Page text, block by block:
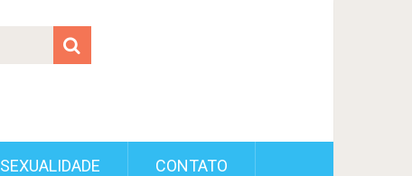
SEXUALIDADE CONTATO